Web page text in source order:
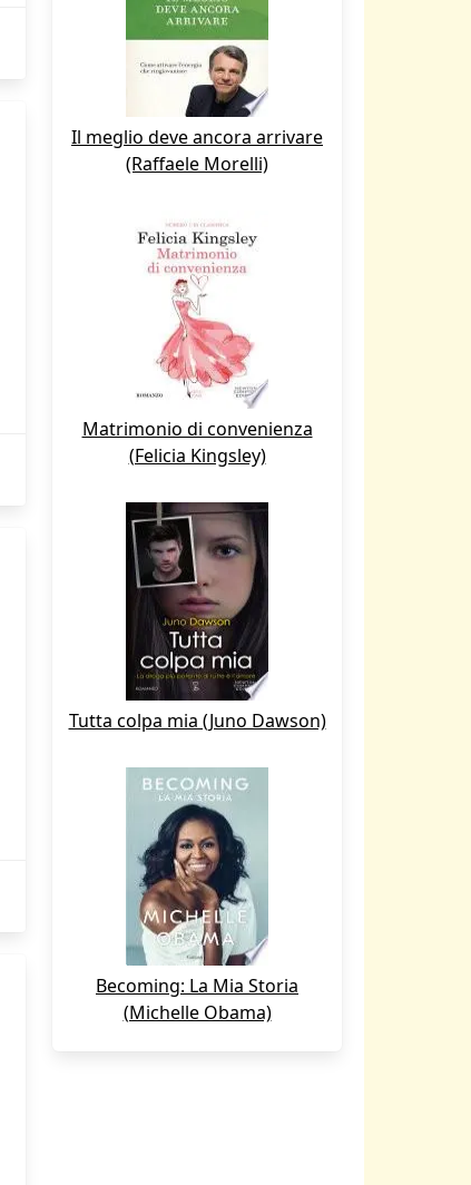
Il meglio deve ancora arrivare
(Raffaele Morelli)
Matrimonio di convenienza
(Felicia Kingsley)
Tutta colpa mia (Juno Dawson)
Becoming: La Mia Storia
(Michelle Obama)